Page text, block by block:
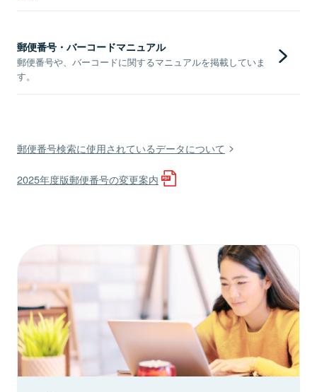
郵便番号・バーコードマニュアル
郵便番号や、バーコードに関するマニュアルを掲載していま
す。
郵便番号検索に使用されているデータについて
2025年度版郵便番号の変更案内